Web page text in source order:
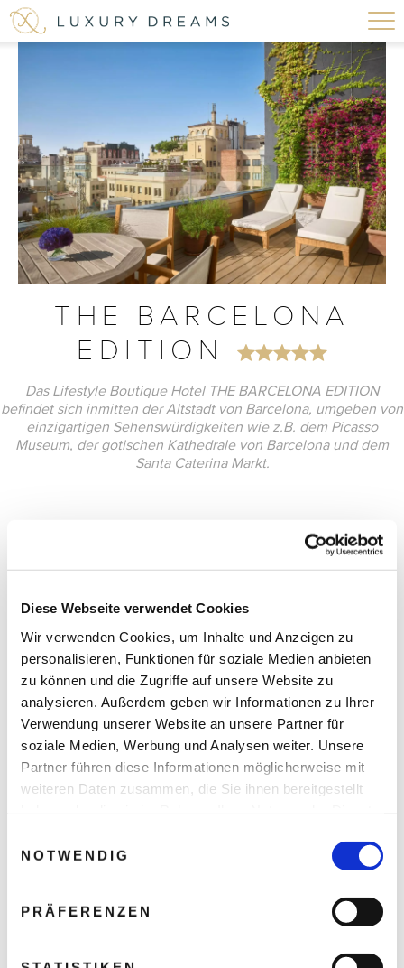
Diese Webseite verwendet Cookies
Wir verwenden Cookies, um Inhalte und Anzeigen zu
personalisieren, Funktionen für soziale Medien anbieten
zu können und die Zugriffe auf unsere Website zu
analysieren. Außerdem geben wir Informationen zu Ihrer
Verwendung unserer Website an unsere Partner für
soziale Medien, Werbung und Analysen weiter. Unsere
Partner führen diese Informationen möglicherweise mit
weiteren Daten zusammen, die Sie ihnen bereitgestellt
NOTWENDIG
PRÄFERENZEN
THE BARCELONA
EDITION
Das Lifestyle Boutique Hotel THE BARCELONA EDITION
befindet sich inmitten der Altstadt von Barcelona, umgeben von
einzigartigen Sehenswürdigkeiten wie z.B. dem Picasso
Museum, der gotischen Kathedrale von Barcelona und dem
Santa Caterina Markt.